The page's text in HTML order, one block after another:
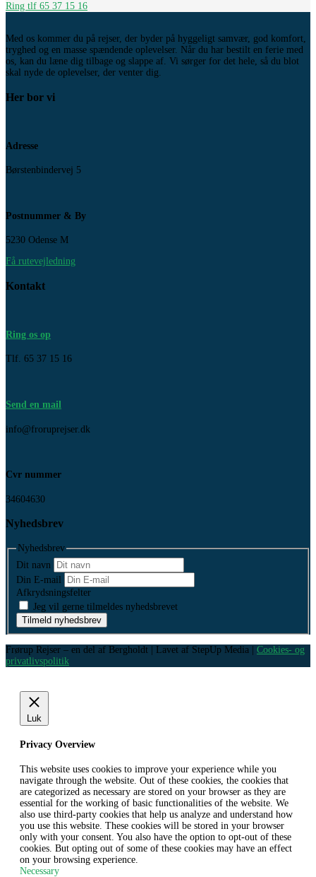
Ring tlf 65 37 15 16
Med os kommer du på rejser, der byder på hyggeligt samvær, god komfort,
tryghed og en masse spændende oplevelser. Når du har bestilt en ferie med
os, kan du læne dig tilbage og slappe af. Vi sørger for det hele, så du blot
skal nyde de oplevelser, der venter dig.
Her bor vi
Adresse
Børstenbindervej 5
Postnummer & By
5230 Odense M
Få rutevejledning
Kontakt
Ring os op
Tlf. 65 37 15 16
Send en mail
info@froruprejser.dk
Cvr nummer
34604630
Nyhedsbrev
Nyhedsbrev
Dit navn
Din E-mail
Afkrydsningsfelter
Jeg vil gerne tilmeldes nyhedsbrevet
Tilmeld nyhedsbrev
Frørup Rejser – en del af Bergholdt | Lavet af StepUp Media | Cookies- og
privatlivspolitik
Luk
Privacy Overview
This website uses cookies to improve your experience while you
navigate through the website. Out of these cookies, the cookies that
are categorized as necessary are stored on your browser as they are
essential for the working of basic functionalities of the website. We
also use third-party cookies that help us analyze and understand how
you use this website. These cookies will be stored in your browser
only with your consent. You also have the option to opt-out of these
cookies. But opting out of some of these cookies may have an effect
on your browsing experience.
Necessary